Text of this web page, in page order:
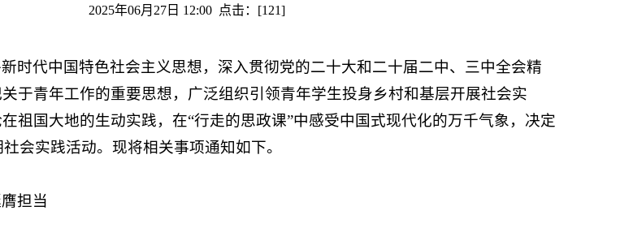
2025年06月27日 12:00 点击：[121]
时代中国特色社会主义思想，深入贯彻党的二十大和二十届二中、三中全会精
于青年工作的重要思想，广泛组织引领青年学生投身乡村和基层开展社会实
祖国大地的生动实践，在“行走的思政课”中感受中国式现代化的万千气象，决定
会实践活动。现将相关事项通知如下。
担当